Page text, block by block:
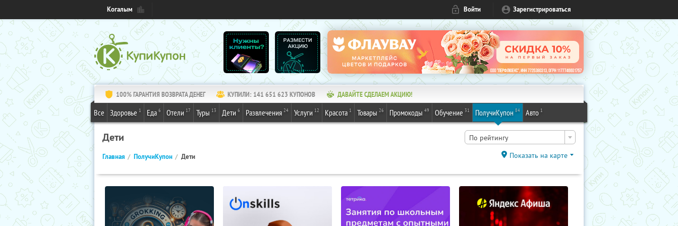
Когалым Войти Зарегистрироваться
100% ГАРАНТИЯ ВОЗВРАТА ДЕНЕГ КУПИЛИ: 141 651 623 КУПОНОВ ДАВАЙТЕ СДЕЛАЕМ АКЦИЮ!
Все Здоровье 1 Еда 6 Отели 17 Туры 13 Дети 6 Развлечения 24 Услуги 12 Красота 1 Товары 26 Промокоды 49 Обучение 31 ПолучиКупон 84 Авто 1
Дети По рейтингу
Главная ПолучиКупон Дети Показать на карте